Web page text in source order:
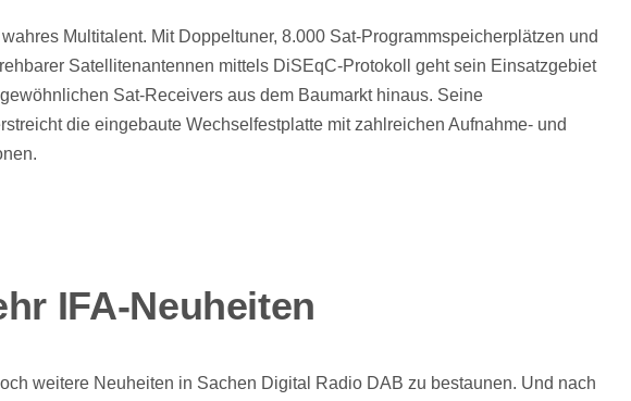
Multitalent. Mit Doppeltuner, 8.000 Sat-Programmspeicherplätzen und
Satellitenantennen mittels DiSEqC-Protokoll geht sein Einsatzgebiet
Sat-Receivers aus dem Baumarkt hinaus. Seine
die eingebaute Wechselfestplatte mit zahlreichen Aufnahme- und
IFA-Neuheiten
weitere Neuheiten in Sachen Digital Radio DAB zu bestaunen. Und nach